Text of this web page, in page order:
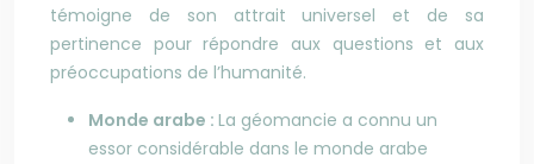
témoigne de son attrait universel et de sa
pertinence pour répondre aux questions et aux
préoccupations de l’humanité.
Monde arabe : La géomancie a connu un
essor considérable dans le monde arabe